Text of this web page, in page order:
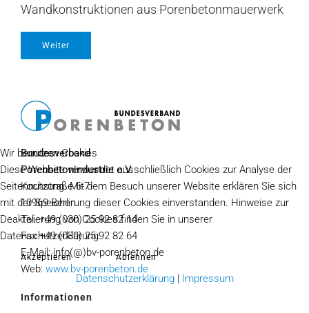
Wandkonstruktionen aus Porenbetonmauerwerk
Weiter
Bundesverband
Porenbetonindustrie e.V.
Kochstraße 6-7
10969 Berlin
Tel. +49 (030) 25 92 82 14
Fax +49 (030) 25 92 82 64
E-Mail: info(@)bv-porenbeton.de
Web: www.bv-porenbeton.de
Informationen
Wir benutzen Cookies
Diese Website verwendet ausschließlich Cookies zur Analyse der
Seitennutzung. Mit dem Besuch unserer Website erklären Sie sich
mit der Speicherung dieser Cookies einverstanden. Hinweise zur
Deaktivierung von Cookies finden Sie in unserer
Datenschutzerklärung.
Akzeptieren Ablehnen
Datenschutzerklärung| Impressum